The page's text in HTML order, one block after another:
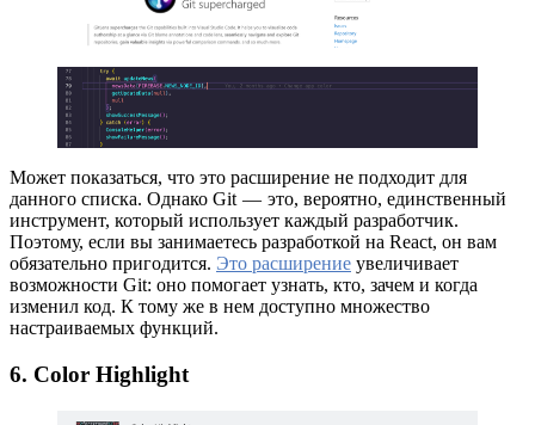
Может показаться, что это расширение не подходит для
данного списка. Однако Git — это, вероятно, единственный
инструмент, который использует каждый разработчик.
Поэтому, если вы занимаетесь разработкой на React, он вам
обязательно пригодится. Это расширение увеличивает
возможности Git: оно помогает узнать, кто, зачем и когда
изменил код. К тому же в нем доступно множество
настраиваемых функций.
6. Color Highlight